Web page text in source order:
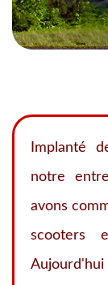
Implanté
notre
avons
scooters